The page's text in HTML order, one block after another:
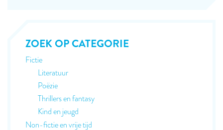
ZOEK OP CATEGORIE
Fictie
Literatuur
Poëzie
Thrillers en fantasy
Kind en jeugd
Non-fictie en vrije tijd